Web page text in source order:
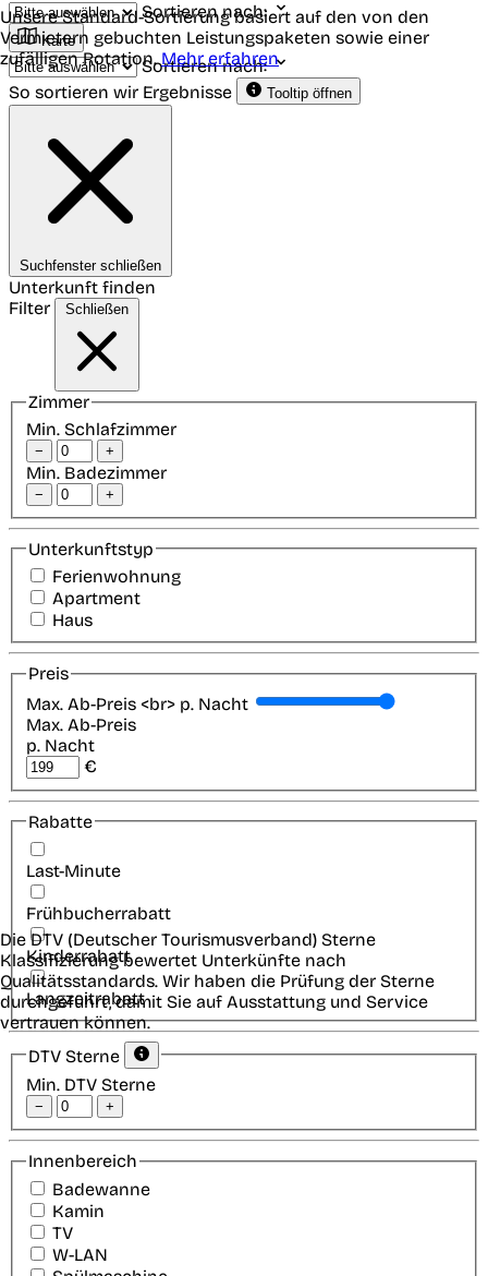
Sortieren nach:
Karte
Sortieren nach:
So sortieren wir Ergebnisse
Tooltip öffnen
Unsere Standard-Sortierung basiert auf den von den
Vermietern gebuchten Leistungspaketen sowie einer
zufälligen Rotation.Mehr erfahren
Suchfenster schließen
Unterkunft finden
Filter
Schließen
Zimmer
Min. Schlafzimmer
− +
Min. Badezimmer
− +
Unterkunftstyp
Ferienwohnung
Apartment
Haus
Preis
Max. Ab-Preis <br> p. Nacht
Max. Ab-Preis
p. Nacht
€
Rabatte
Last-Minute
Frühbucherrabatt
Kinderrabatt
Langzeitrabatt
DTV Sterne
Min. DTV Sterne
− +
Die DTV (Deutscher Tourismusverband) Sterne
Klassifizierung bewertet Unterkünfte nach
Qualitätsstandards. Wir haben die Prüfung der Sterne
durchgeführt, damit Sie auf Ausstattung und Service
vertrauen können.
Innenbereich
Badewanne
Kamin
TV
W-LAN